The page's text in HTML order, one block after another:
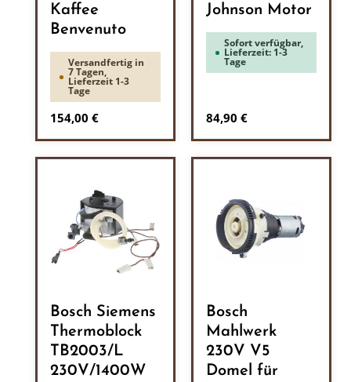
Kaffee
Benvenuto
Versandfertig in
7 Tagen,
Lieferzeit 1-3
Tage
Regulärer Preis:
154,00 €
Johnson Motor
Sofort verfügbar,
Lieferzeit: 1-3
Tage
Regulärer Preis:
84,90 €
Bosch Siemens
Thermoblock
TB2003/L
230V/1400W
Bosch
Mahlwerk
230V V5
Domel für